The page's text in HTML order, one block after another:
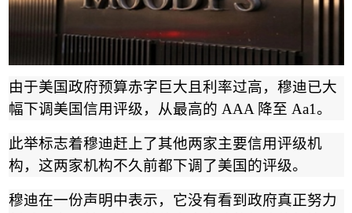
由于美国政府预算赤字巨大且利率过高，穆迪已大
幅下调美国信用评级，从最高的 AAA 降至 Aa1。
此举标志着穆迪赶上了其他两家主要信用评级机
构，这两家机构不久前都下调了美国的评级。
穆迪在一份声明中表示，它没有看到政府真正努力